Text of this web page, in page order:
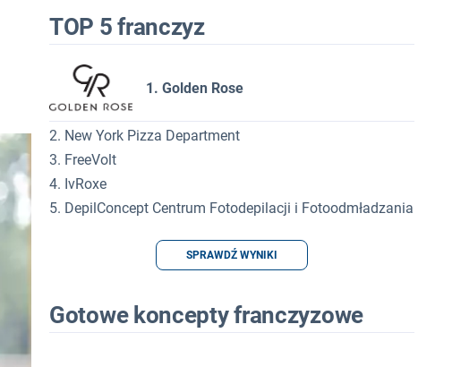
TOP 5 franczyz
1. Golden Rose
2. New York Pizza Department
3. FreeVolt
4. IvRoxe
5. DepilConcept Centrum Fotodepilacji i Fotoodmładzania
SPRAWDŹ WYNIKI
Gotowe koncepty franczyzowe